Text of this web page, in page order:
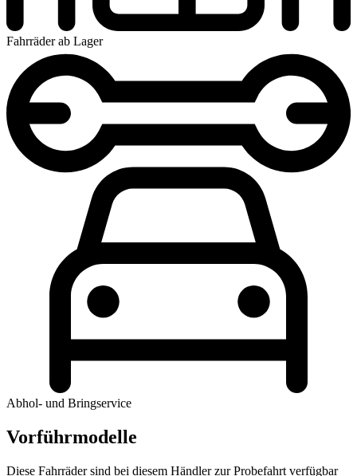
Fahrräder ab Lager
Abhol- und Bringservice
Vorführmodelle
Diese Fahrräder sind bei diesem Händler zur Probefahrt verfügbar